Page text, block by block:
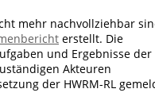
mehr nachvollziehbar
erstellt. Die
und Ergebnisse der
Akteuren
der HWRM-RL